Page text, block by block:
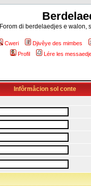
Forom di berdelaedjes e walon,
Cweri Djivêye des mimbes
Profil
Lére les
Infôrmåcion sol conte